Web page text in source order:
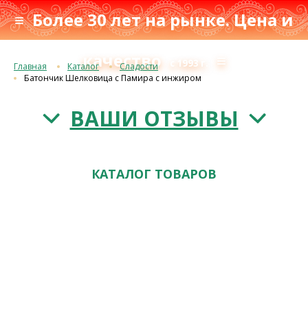
≡ Более 30 лет на рынке. Цена и
качество
с 1993 г. ≡
Главная Каталог
Сладости
Батончик Шелковица с Памира с инжиром
ВАШИ ОТЗЫВЫ
КАТАЛОГ ТОВАРОВ